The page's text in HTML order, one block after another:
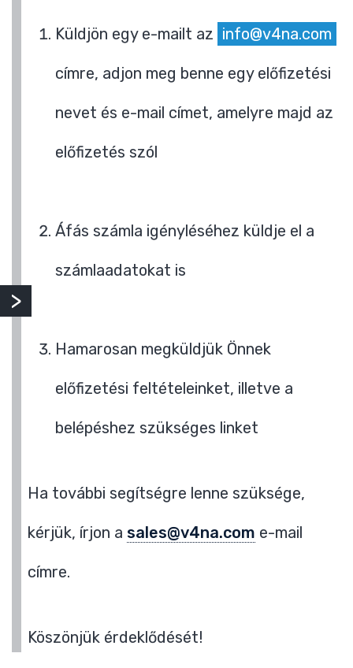
Küldjön egy e-mailt az info@v4na.com
címre, adjon meg benne egy előfizetési
nevet és e-mail címet, amelyre majd az
előfizetés szól
Áfás számla igényléséhez küldje el a
számlaadatokat is
Hamarosan megküldjük Önnek
előfizetési feltételeinket, illetve a
belépéshez szükséges linket
Ha további segítségre lenne szüksége,
kérjük, írjon a sales@v4na.com e-mail
címre.
Köszönjük érdeklődését!